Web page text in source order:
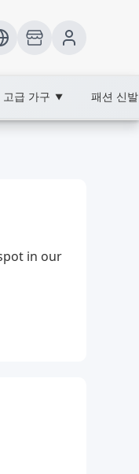
고급 가구 ▼ 패션 신
in our